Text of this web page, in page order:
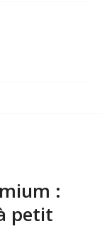
:
petit